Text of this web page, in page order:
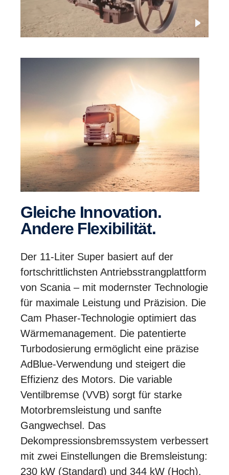
Gleiche Innovation.
Andere Flexibilität.
Der 11-Liter Super basiert auf der
fortschrittlichsten Antriebsstrangplattform
von Scania – mit modernster Technologie
für maximale Leistung und Präzision. Die
Cam Phaser-Technologie optimiert das
Wärmemanagement. Die patentierte
Turbodosierung ermöglicht eine präzise
AdBlue-Verwendung und steigert die
Effizienz des Motors. Die variable
Ventilbremse (VVB) sorgt für starke
Motorbremsleistung und sanfte
Gangwechsel. Das
Dekompressionsbremssystem verbessert
mit zwei Einstellungen die Bremsleistung:
230 kW (Standard) und 344 kW (Hoch).